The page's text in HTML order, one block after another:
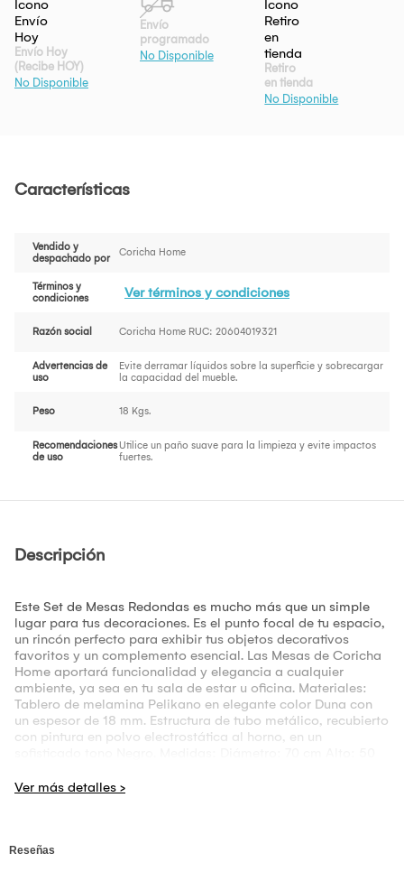
Envío Hoy
(Recibe HOY)
No Disponible
Envío
programado
No Disponible
Retiro
en tienda
No Disponible
Características
Vendido y
despachado por
Coricha Home
Términos y
condiciones
Ver términos y condiciones
Razón social Coricha Home RUC: 20604019321
Advertencias de
uso
Evite derramar líquidos sobre la superficie y sobrecargar
la capacidad del mueble.
Peso 18 Kgs.
Recomendaciones
de uso
Utilice un paño suave para la limpieza y evite impactos
fuertes.
Descripción
Este Set de Mesas Redondas es mucho más que un simple
lugar para tus decoraciones. Es el punto focal de tu espacio,
un rincón perfecto para exhibir tus objetos decorativos
favoritos y un complemento esencial. Las Mesas de Coricha
Home aportará funcionalidad y elegancia a cualquier
ambiente, ya sea en tu sala de estar u oficina. Materiales:
Tablero de melamina Pelikano en elegante color Duna con
un espesor de 18 mm. Estructura de tubo metálico, recubierto
con pintura en polvo electrostática al horno, en un
oficina con este Set de Mesas de Centro. ¡Haz tu pedido hoy
lo puedes verificar al momento de realizar el pago. Te